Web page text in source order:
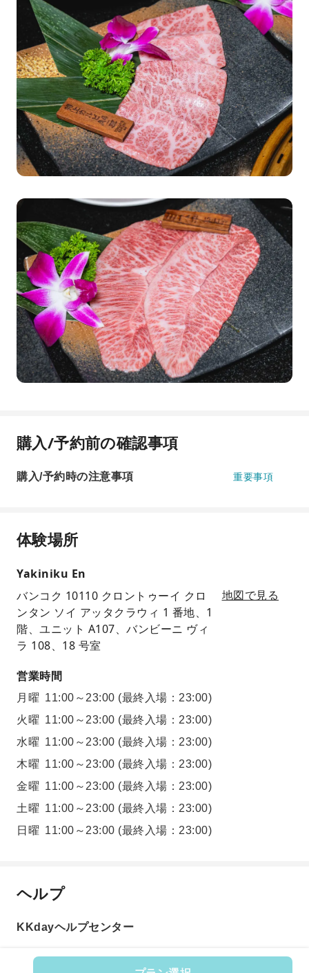
購入/予約前の確認事項
購入/予約時の注意事項 重要事項
体験場所
Yakiniku En
バンコク 10110 クロントゥーイ クロ
ンタン ソイ アッタクラウィ 1 番地、1
階、ユニット A107、バンビーニ ヴィ
ラ 108、18 号室
地図で見る
営業時間
月曜 11:00～23:00 (最終入場：23:00)
火曜 11:00～23:00 (最終入場：23:00)
水曜 11:00～23:00 (最終入場：23:00)
木曜 11:00～23:00 (最終入場：23:00)
金曜 11:00～23:00 (最終入場：23:00)
土曜 11:00～23:00 (最終入場：23:00)
日曜 11:00～23:00 (最終入場：23:00)
ヘルプ
KKdayヘルプセンター